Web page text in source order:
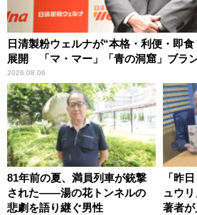
日清製粉ウェルナが“本格・利便・即
展開 「マ・マー」「青の洞窟」ブラ
2026.08.06
81年前の夏、満員列車が銃撃
された――湯の花トンネルの
悲劇を語り継ぐ男性
「昨
ュウ
著者